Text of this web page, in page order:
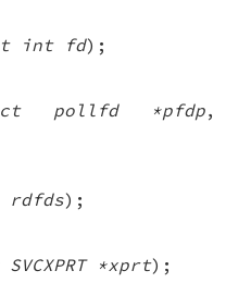
int fd);
pollfd *pfdp,
rdfds);
*xprt);